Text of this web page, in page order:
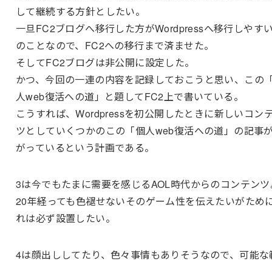
して継続する方針としたい。
一旦FC2ブログへ移行した方がWordpressへ移行しやす
のことなので、FC2への移行まで済ませた。
そしてFC2ブログは非公開に設定した。
かつ、今回の一連の内容を記録しておこうと思い、この
人web復活への道」と題してFC2上で書いている。
こうすれば、Wordpressを初公開したときに新しいコン
ツとしていくつかのこの「個人web復活への道」の記事
がっているという計画である。
3は今でもたまに需要を感じるAOL時代からのコンテン
20年経っても色褪せないそのゲーム性を伝えたいがため
れは必ず設置したい。
4は顔出ししてたり、色々事情もありそうなので、可能な